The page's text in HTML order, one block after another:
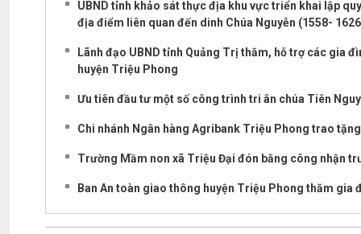
UBND tỉnh khảo sát thực địa khu vực triển khai lập
địa điểm liên quan đến dinh Chúa Nguyễn (1558-
Lãnh đạo UBND tỉnh Quảng Trị thăm, hỗ trợ các gia
huyện Triệu Phong
Ưu tiên đầu tư một số công trình tri ân chúa Tiên
Chi nhánh Ngân hàng Agribank Triệu Phong trao
Trường Mầm non xã Triệu Đại đón bằng công nhận
Ban An toàn giao thông huyện Triệu Phong thăm